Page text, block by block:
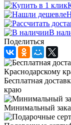
В
Поделиться
Бесплатная
краю
Минимальный